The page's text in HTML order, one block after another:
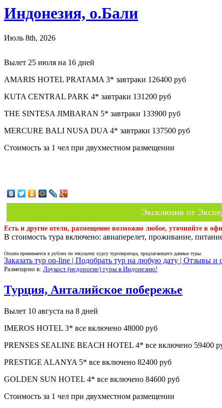
Индонезия, о.Бали
Июль 8th, 2026
Вылет 25 июля на 16 дней
AMARIS HOTEL PRATAMA 3* завтраки 126400 руб
KUTA CENTRAL PARK 4* завтраки 131200 руб
THE SINTESA JIMBARAN 5* завтраки 133900 руб
MERCURE BALI NUSA DUA 4* завтраки 137500 руб
Стоимость за 1 чел при двухместном размещении
Эксклюзив от
Есть и другие отели, размещение возможно любое, уточняйте в
В стоимость тура включено: авиаперелет, проживание,
Оплата принимается в рублях по текущему курсу туроператора, предлагающего данные туры.
Заказать тур on-line | Подобрать тур на любую дату | Отзывы и
Размещено в: Лоукост (недорогие) туры в Индонезию!
Турция, Анталийское побережье
Вылет 10 августа на 8 дней
IMEROS HOTEL 3* все включено 48000 руб
PRENSES SEALINE BEACH HOTEL 4* все включено 59400
PRESTIGE ALANYA 5* все включено 82400 руб
GOLDEN SUN HOTEL 4* все включено 84600 руб
Стоимость за 1 чел при двухместном размещении